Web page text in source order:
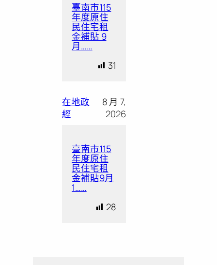
臺南市115
年度原住
民住宅租
金補貼 9
月……
31
在地政
經
8 月 7,
2026
臺南市115
年度原住
民住宅租
金補貼9月
1……
28